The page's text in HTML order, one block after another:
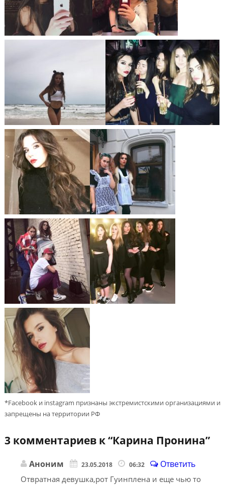
*Facebook и instagram признаны экстремистскими организациями и
запрещены на территории РФ
3 комментариев к “Карина Пронина”
Аноним 23.05.2018 06:32 Ответить
Отвратная девушка,рот Гуинплена и еще чью то